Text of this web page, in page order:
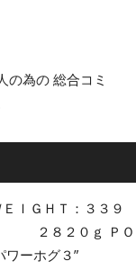
の為の 総合コミ
ＥＩＧＨＴ：３３９
８２０ｇ ＰＯ
ーホグ３”